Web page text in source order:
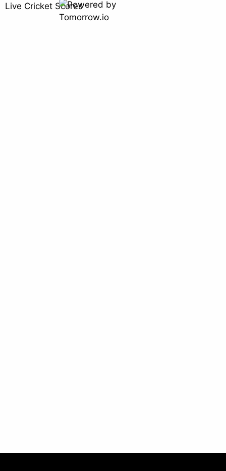
Live Cricket Scores